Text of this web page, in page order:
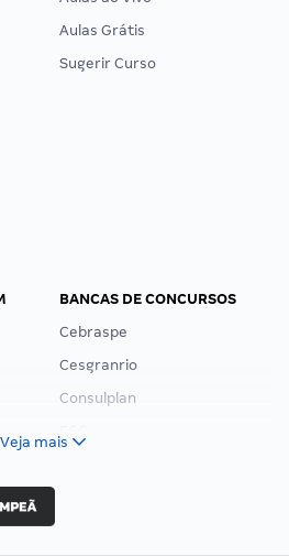
Aulas Grátis
Sugerir Curso
BANCAS DE CONCURSOS
Cebraspe
Cesgranrio
Consulplan
Veja mais